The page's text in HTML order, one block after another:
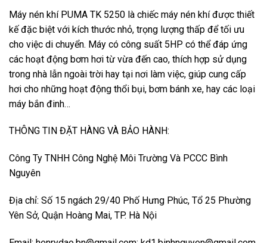
Máy nén khí PUMA TK 5250 là chiếc máy nén khí được thiết
kế đặc biệt với kích thước nhỏ, trọng lượng thấp để tối ưu
cho việc di chuyển. Máy có công suất 5HP có thể đáp ứng
các hoạt động bơm hơi từ vừa đến cao, thích hợp sử dụng
trong nhà lẫn ngoài trời hay tại nơi làm việc, giúp cung cấp
hơi cho những hoạt động thổi bụi, bơm bánh xe, hay các loại
máy bắn đinh…
THÔNG TIN ĐẶT HÀNG VÀ BẢO HÀNH:
Công Ty TNHH Công Nghệ Môi Trường Và PCCC Bình
Nguyên
Địa chỉ: Số 15 ngách 29/40 Phố Hưng Phúc, Tổ 25 Phường
Yên Sở, Quận Hoàng Mai, TP. Hà Nội